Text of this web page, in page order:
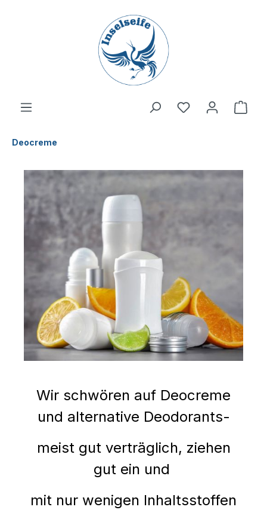
Deocreme
Wir schwören auf Deocreme
und alternative Deodorants-
meist gut verträglich, ziehen
gut ein und
mit nur wenigen Inhaltsstoffen